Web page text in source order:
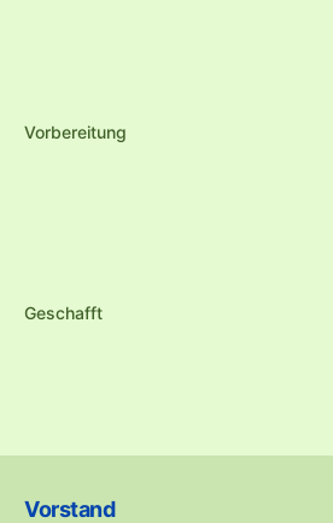
Vorbereitung
Geschafft
Vorstand